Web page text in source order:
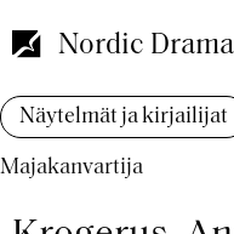
pääsisältöön
Nordic
Murupolku
Näytelmät ja kirjailijat
Majakanvartija